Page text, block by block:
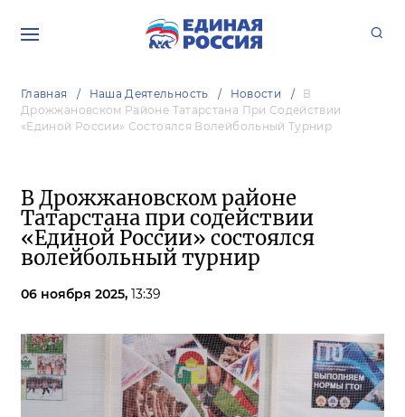
Главная Наша Деятельность Новости
В
Дрожжановском Районе Татарстана При Содействии
«Единой России» Состоялся Волейбольный Турнир
В Дрожжановском районе
Татарстана при содействии
«Единой России» состоялся
волейбольный турнир
06 ноября 2025, 13:39